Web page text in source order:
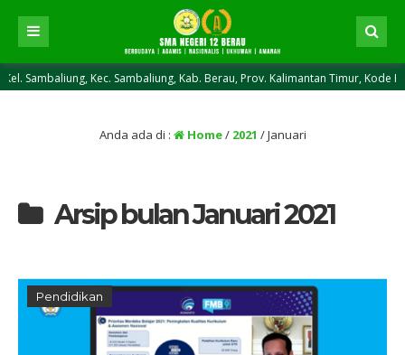
Kec. Sambaliung, Kab. Berau, Prov. Kalimantan Timur, Kode Pos 77371
Anda ada di : Home/ 2021 /Januari
Arsip bulan Januari 2021
Pendidikan